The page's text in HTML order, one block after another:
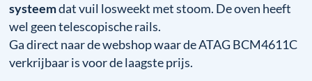
systeemdat vuil losweekt met stoom. De oven heeft
wel geen telescopische rails.
Ga direct naar de webshop waar de ATAG BCM4611C
verkrijbaar is voor de laagste prijs.